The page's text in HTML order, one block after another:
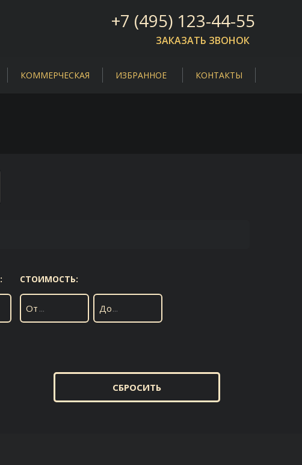
+7 (495) 123-44-55
ЗАКАЗАТЬ ЗВОНОК
КОММЕРЧЕСКАЯ ИЗБРАННОЕ КОНТАКТЫ
СТОИМОСТЬ:
От До
СБРОСИТЬ